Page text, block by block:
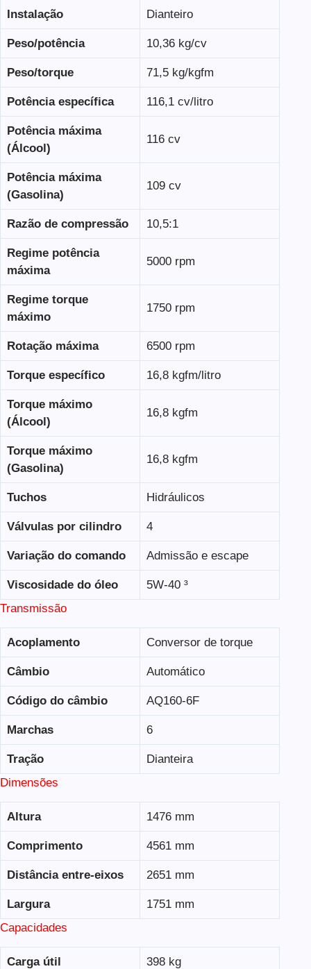
Instalação Dianteiro
Peso/potência 10,36 kg/cv
Peso/torque 71,5 kg/kgfm
Potência específica 116,1 cv/litro
Potência máxima
(Álcool)
116 cv
Potência máxima
(Gasolina)
109 cv
Razão de compressão 10,5:1
Regime potência
máxima
5000 rpm
Regime torque
máximo
1750 rpm
Rotação máxima 6500 rpm
Torque específico 16,8 kgfm/litro
Torque máximo
(Álcool)
16,8 kgfm
Torque máximo
(Gasolina)
16,8 kgfm
Tuchos Hidráulicos
Válvulas por cilindro 4
Variação do comando Admissão e escape
Viscosidade do óleo
5W-40 ³
Transmissão
Acoplamento Conversor de torque
Câmbio Automático
Código do câmbio AQ160-6F
Marchas 6
Tração
Dianteira
Dimensões
Altura 1476 mm
Comprimento 4561 mm
Distância entre-eixos 2651 mm
Largura
1751 mm
Capacidades
Carga útil 398 kg